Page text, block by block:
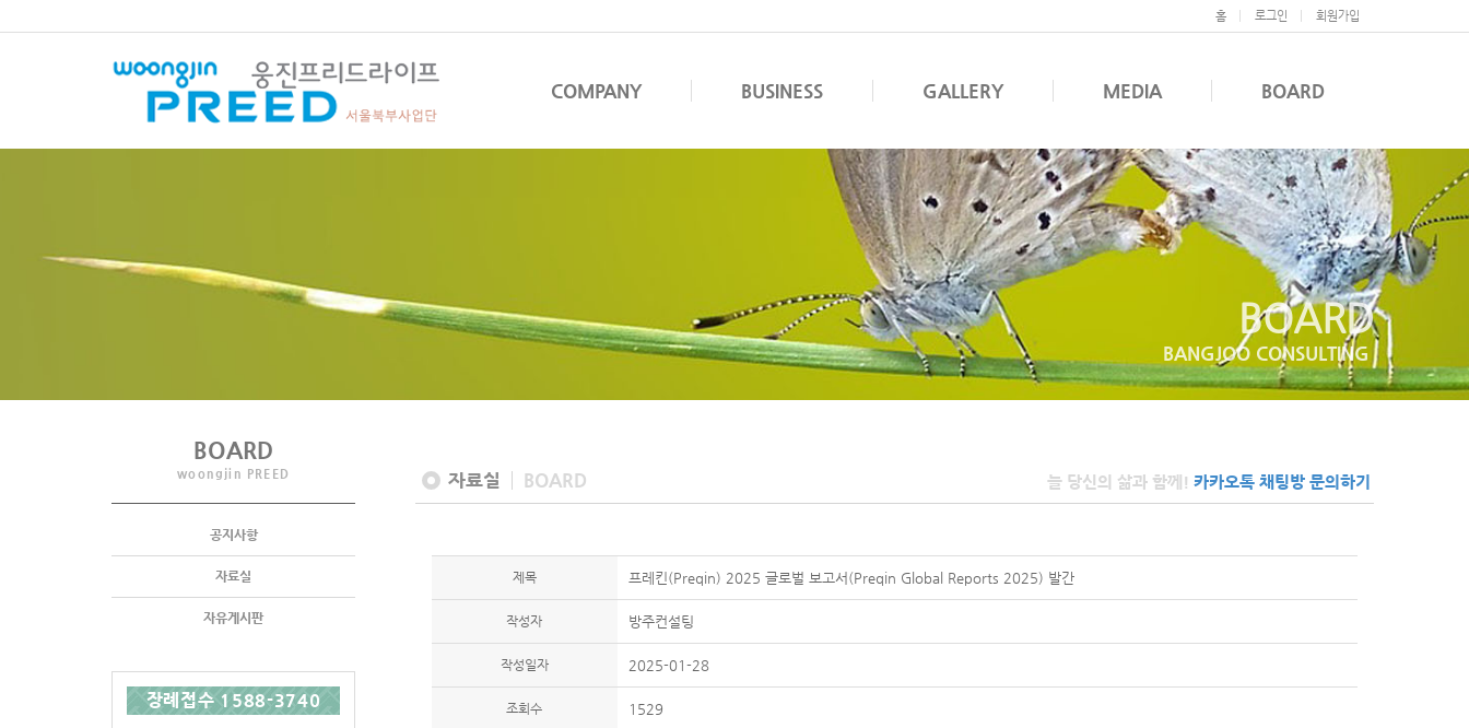
홈 로그인 회원가입
COMPANY BUSINESS GALLERY MEDIA BOARD
BOARD
BANGJOO CONSULTING
BOARD
woongjin PREED
공지사항
자료실
자유게시판
장례접수 1588-3740
자료실 BOARD 늘 당신의 삶과 함께! 카카오톡 채팅방 문의하기
제목 프레킨(Preqin) 2025 글로벌 보고서(Preqin Global Reports 2025) 발간
작성자 방주컨설팅
작성일자 2025-01-28
조회수 1529